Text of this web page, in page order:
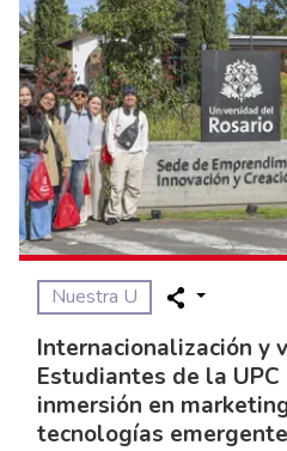
Nuestra U
Internacionalización y
Estudiantes de la
inmersión en
tecnologías